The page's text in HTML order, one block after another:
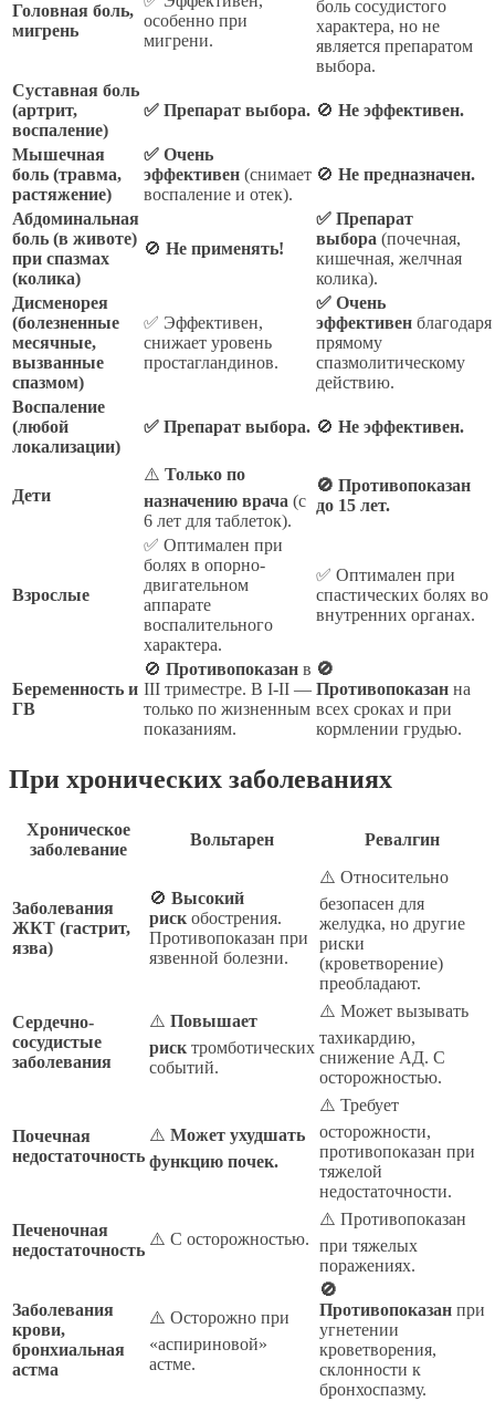
Головная боль,
мигрень
особенно при
мигрени.
боль сосудистого
характера, но не
является препаратом
выбора.
Суставная боль
(артрит,
воспаление)
✅ Препарат выбора. 🚫 Не эффективен.
Мышечная
боль (травма,
растяжение)
✅ Очень
эффективен (снимает
воспаление и отек).
🚫 Не предназначен.
Абдоминальная
боль (в животе)
при спазмах
(колика)
🚫 Не применять!
✅ Препарат
выбора (почечная,
кишечная, желчная
колика).
Дисменорея
(болезненные
месячные,
вызванные
спазмом)
✅ Эффективен,
снижает уровень
простагландинов.
✅ Очень
эффективен благодаря
прямому
спазмолитическому
действию.
Воспаление
(любой
локализации)
✅ Препарат выбора. 🚫 Не эффективен.
Дети
⚠️ Только по
назначению врача (с
6 лет для таблеток).
🚫 Противопоказан
до 15 лет.
Взрослые
✅ Оптимален при
болях в опорно-
двигательном
аппарате
воспалительного
характера.
✅ Оптимален при
спастических болях во
внутренних органах.
Беременность и
ГВ
🚫 Противопоказан в
III триместре. В I-II —
только по жизненным
показаниям.
🚫
Противопоказан на
всех сроках и при
кормлении грудью.
При хронических заболеваниях
Хроническое
заболевание
Вольтарен Ревалгин
Заболевания
ЖКТ (гастрит,
язва)
🚫 Высокий
риск обострения.
Противопоказан при
язвенной болезни.
⚠️ Относительно
безопасен для
желудка, но другие
риски
(кроветворение)
преобладают.
Сердечно-
сосудистые
заболевания
⚠️ Повышает
риск тромботических
событий.
⚠️ Может вызывать
тахикардию,
снижение АД. С
осторожностью.
Почечная
недостаточность
⚠️ Может ухудшать
функцию почек.
⚠️ Требует
осторожности,
противопоказан при
тяжелой
недостаточности.
Печеночная
недостаточность
⚠️ С осторожностью.
⚠️ Противопоказан
при тяжелых
поражениях.
Заболевания
крови,
бронхиальная
астма
⚠️ Осторожно при
«аспириновой»
астме.
🚫
Противопоказан при
угнетении
кроветворения,
склонности к
бронхоспазму.